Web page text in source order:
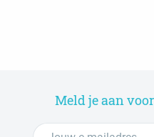
Meld je aan